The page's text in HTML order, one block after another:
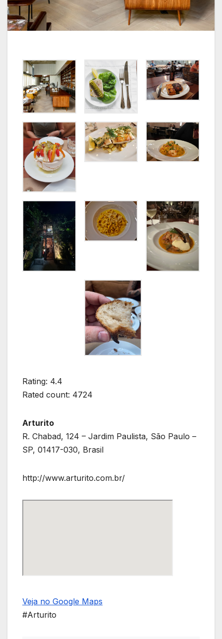
Rating: 4.4
Rated count: 4724
Arturito
R. Chabad, 124 – Jardim Paulista, São Paulo –
SP, 01417-030, Brasil
http://www.arturito.com.br/
Veja no Google Maps
#Arturito